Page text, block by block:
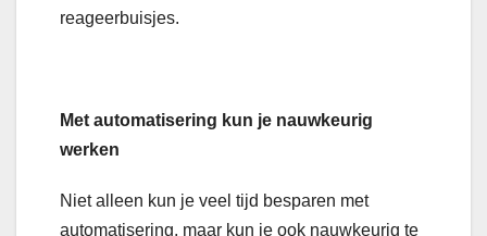
reageerbuisjes.
Met automatisering kun je nauwkeurig
werken
Niet alleen kun je veel tijd besparen met
automatisering, maar kun je ook nauwkeurig te